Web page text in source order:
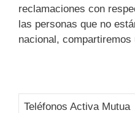
reclamaciones con
las personas que no
nacional,
Teléfonos Activa Mutua